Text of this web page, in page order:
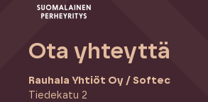
Ota yhteyttä
Rauhala Yhtiöt Oy / Softec
Tiedekatu 2